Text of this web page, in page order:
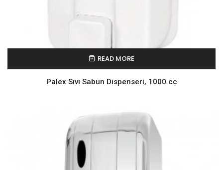
READ MORE
Palex Sıvı Sabun Dispenseri, 1000 cc